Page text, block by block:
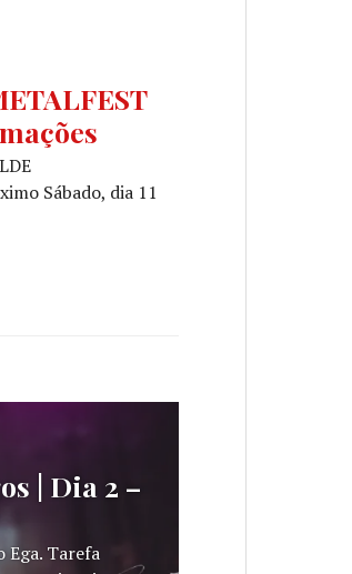
Sábado, dia 11
HARDMETALFEST 2025:
| Dia 2 –
Ega. Tarefa